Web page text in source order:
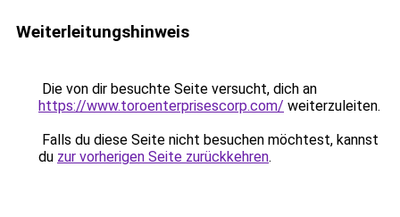
Weiterleitungshinweis
Die von dir besuchte Seite versucht, dich an
https://www.toroenterprisescorp.com/ weiterzuleiten.
Falls du diese Seite nicht besuchen möchtest, kannst
du zur vorherigen Seite zurückkehren.